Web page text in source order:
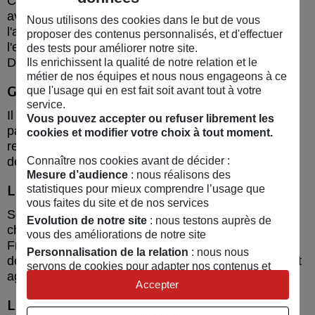
aventure collective portée par des bénévoles de
l'association et des jeunes issus de l'Aide sociale à
l'enfance et de quartiers prioritaires de Seine-Saint-
Denis.
Grenoble – Relais Enfants Parents Isère
Il propose des ateliers jeux de société pour des
parents incarcérés et leurs enfants. Leur objectif :
recréer du lien familial et remplacer les écrans par
des moments ludiques et éducatifs.
La Réunion – La Recyclerie du Sud
Ses ateliers collaboratifs aident à comprendre le
changement climatique et inventer des solutions.
Fresque écologique, réparation, couture zéro
déchet... des initiatives pour sortir de l’éco-anxiété et
agir.
Lille – Asso Temps de Jeux
Nous utilisons des cookies dans le but de vous
proposer des contenus personnalisés, et d'effectuer
des tests pour améliorer notre site.
Ils enrichissent la qualité de notre relation et le
métier de nos équipes et nous nous engageons à ce
que l'usage qui en est fait soit avant tout à votre
service.
Vous pouvez accepter ou refuser librement les
cookies et modifier votre choix à tout moment.
Connaître nos cookies avant de décider :
Mesure d’audience: nous réalisons des
statistiques pour mieux comprendre l’usage que
vous faites du site et de nos services
Evolution de notre site: nous testons auprès de
vous des améliorations de notre site
Personnalisation de la relation : nous nous
servons de cookies pour adapter nos contenus et
personnaliser nos offres
Univers publicitaire: nous utilisons avec nos
partenaires des cookies pour afficher des publicités
Accepter